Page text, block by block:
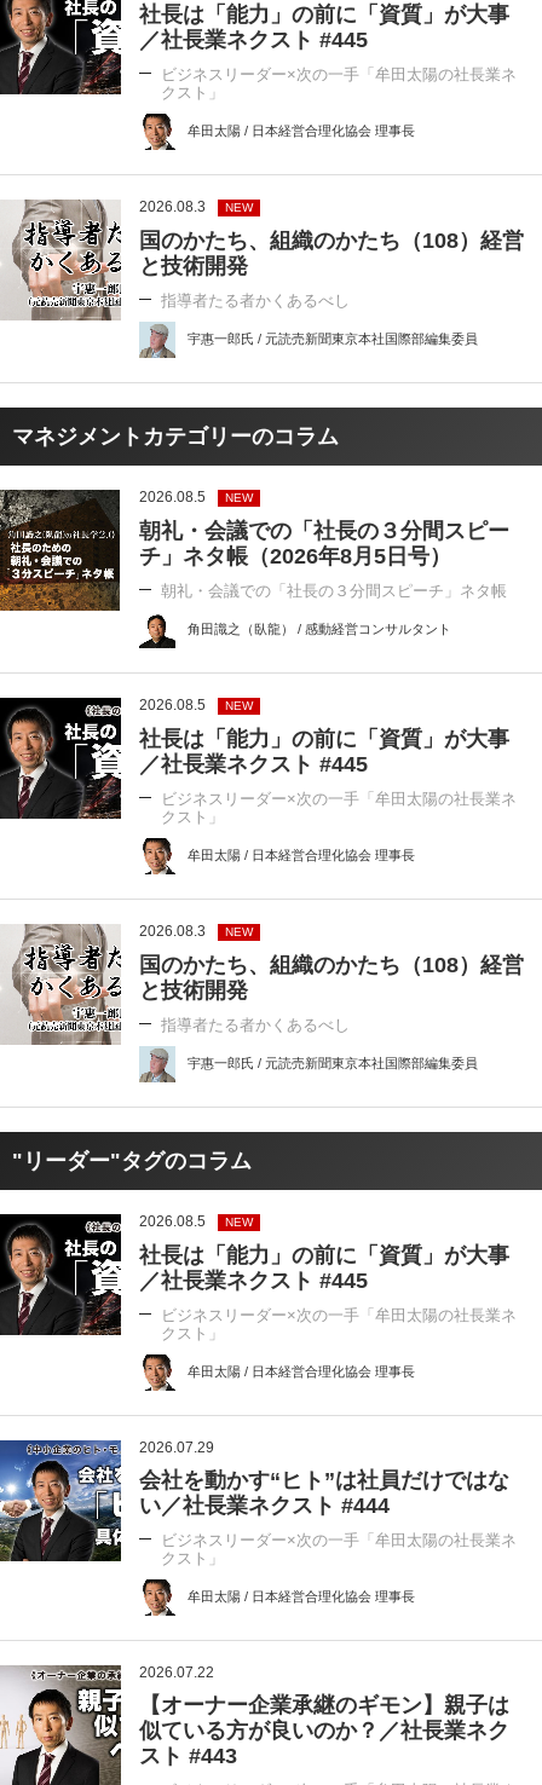
社長は「能力」の前に「資質」が大事
／社長業ネクスト #445
ビジネスリーダー×次の一手「牟田太陽の社長業ネ
クスト」
牟田太陽 / 日本経営合理化協会 理事長
2026.08.3 NEW
国のかたち、組織のかたち（108）経営
と技術開発
指導者たる者かくあるべし
宇惠一郎氏 / 元読売新聞東京本社国際部編集委員
マネジメントカテゴリーのコラム
2026.08.5 NEW
朝礼・会議での「社長の３分間スピー
チ」ネタ帳（2026年8月5日号）
朝礼・会議での「社長の３分間スピーチ」ネタ帳
角田識之（臥龍） / 感動経営コンサルタント
2026.08.5 NEW
社長は「能力」の前に「資質」が大事
／社長業ネクスト #445
ビジネスリーダー×次の一手「牟田太陽の社長業ネ
クスト」
牟田太陽 / 日本経営合理化協会 理事長
2026.08.3 NEW
国のかたち、組織のかたち（108）経営
と技術開発
指導者たる者かくあるべし
宇惠一郎氏 / 元読売新聞東京本社国際部編集委員
"リーダー"タグのコラム
2026.08.5 NEW
社長は「能力」の前に「資質」が大事
／社長業ネクスト #445
ビジネスリーダー×次の一手「牟田太陽の社長業ネ
クスト」
牟田太陽 / 日本経営合理化協会 理事長
2026.07.29
会社を動かす“ヒト”は社員だけではな
い／社長業ネクスト #444
ビジネスリーダー×次の一手「牟田太陽の社長業ネ
クスト」
牟田太陽 / 日本経営合理化協会 理事長
2026.07.22
【オーナー企業承継のギモン】親子は
似ている方が良いのか？／社長業ネク
スト #443